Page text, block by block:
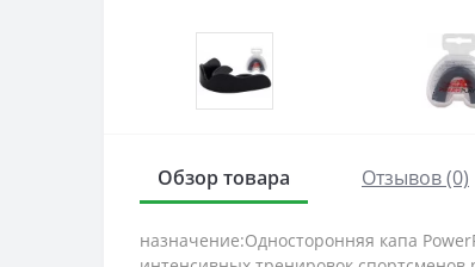
Обзор товара Отзывов (0)
назначение:Односторонняя капа